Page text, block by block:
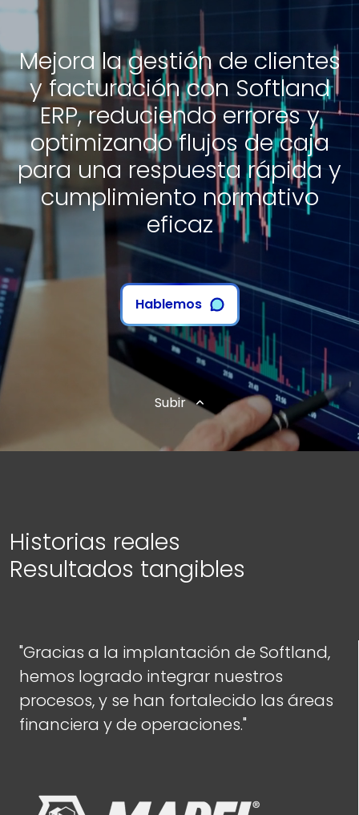
Mejora la gestión de clientes
y facturación con Softland
ERP, reduciendo errores y
optimizando flujos de caja
para una respuesta rápida y
cumplimiento normativo
eficaz
Hablemos
Subir
Historias reales
Resultados tangibles
"Gracias a la implantación de Softland,
hemos logrado integrar nuestros
procesos, y se han fortalecido las áreas
financiera y de operaciones."